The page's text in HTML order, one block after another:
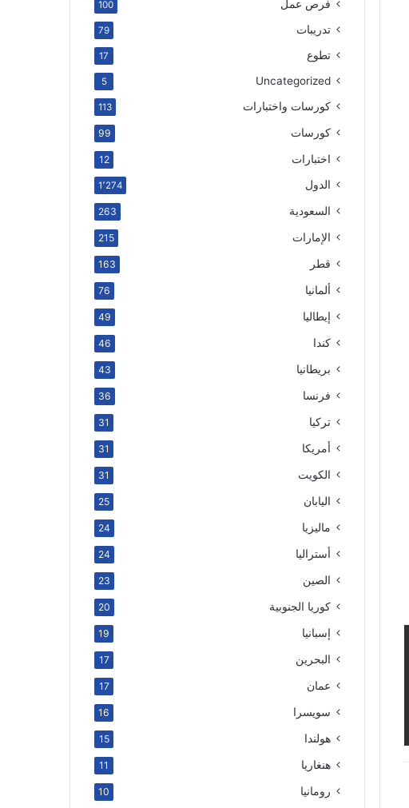
فرص عمل 100
تدريبات 79
تطوع 17
Uncategorized
5
كورسات واختبارات 113
كورسات 99
اختبارات 12
الدول 1٬274
السعودية 263
الإمارات 215
قطر 163
ألمانيا 76
إيطاليا 49
كندا 46
بريطانيا 43
فرنسا 36
تركيا 31
أمريكا 31
الكويت 31
اليابان 25
ماليزيا 24
أستراليا 24
الصين 23
كوريا الجنوبية 20
إسبانيا 19
البحرين 17
عمان 17
سويسرا 16
هولندا 15
هنغاريا 11
رومانيا 10